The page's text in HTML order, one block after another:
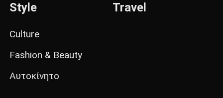
Style
Culture
Fashion & Beauty
Αυτοκίνητο
Travel